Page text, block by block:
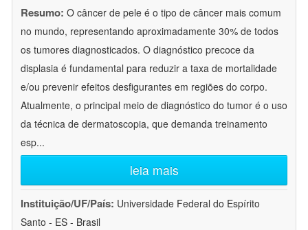
Resumo: O câncer de pele é o tipo de câncer mais comum
no mundo, representando aproximadamente 30% de todos
os tumores diagnosticados. O diagnóstico precoce da
displasia é fundamental para reduzir a taxa de mortalidade
e/ou prevenir efeitos desfigurantes em regiões do corpo.
Atualmente, o principal meio de diagnóstico do tumor é o uso
da técnica de dermatoscopia, que demanda treinamento
esp...
leia mais
Instituição/UF/País: Universidade Federal do Espírito
Santo - ES - Brasil